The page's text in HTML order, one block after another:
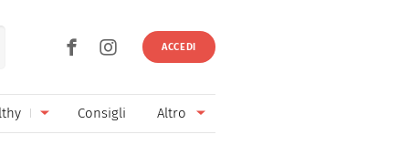
ACCEDI
Consigli Altro